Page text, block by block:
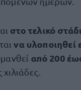
στο τελικό
να υλοποιηθεί
από 200